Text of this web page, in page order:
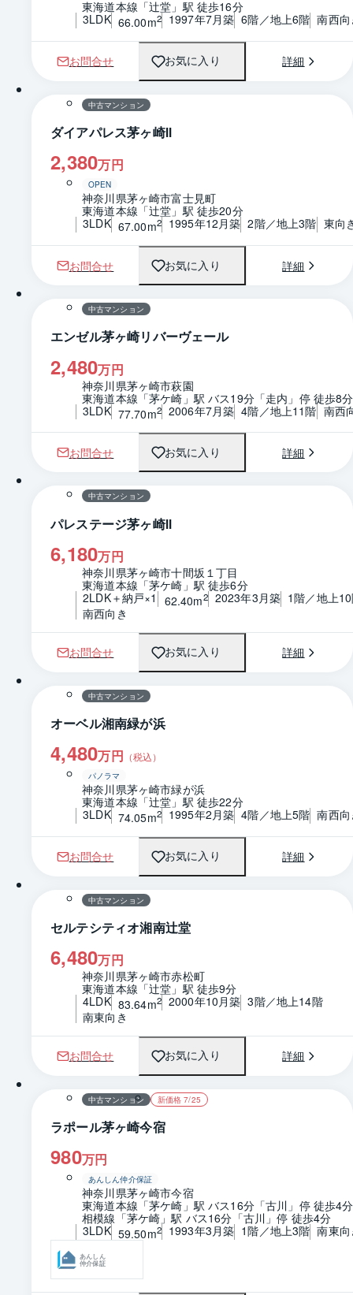
東海道本線「辻堂」駅 徒歩16分
3LDK 66.00m2 1997年7月築 6階／地上6階 南西
お問合せ お気に入り 詳細
1 / 0 間取り
中古マンション
ダイアパレス茅ヶ崎Ⅱ
2,380万円
OPEN
神奈川県茅ヶ崎市富士見町
東海道本線「辻堂」駅 徒歩20分
3LDK 67.00m2 1995年12月築 2階／地上3階 東向
お問合せ お気に入り 詳細
1 / 0 間取り
中古マンション
エンゼル茅ヶ崎リバーヴェール
2,480万円
神奈川県茅ヶ崎市萩園
東海道本線「茅ケ崎」駅 バス19分「走内」停 徒歩8分
3LDK 77.70m2 2006年7月築 4階／地上11階 南西
お問合せ お気に入り 詳細
1 / 0 間取り
中古マンション
パレステージ茅ヶ崎Ⅱ
6,180万円
神奈川県茅ヶ崎市十間坂１丁目
東海道本線「茅ケ崎」駅 徒歩6分
2LDK＋納戸×1
62.40m2 2023年3月築 1階／地上
南西向き
お問合せ お気に入り 詳細
1 / 0 間取り
中古マンション
オーベル湘南緑が浜
4,480万円 （税込）
パノラマ
神奈川県茅ヶ崎市緑が浜
東海道本線「辻堂」駅 徒歩22分
3LDK 74.05m2 1995年2月築 4階／地上5階 南西
お問合せ お気に入り 詳細
1 / 0 間取り
中古マンション
セルテシティオ湘南辻堂
6,480万円
神奈川県茅ヶ崎市赤松町
東海道本線「辻堂」駅 徒歩9分
4LDK 83.64m2 2000年10月築 3階／地上14階
南東向き
お問合せ お気に入り 詳細
1 / 0 間取り
中古マンション 新価格 7/25
ラポール茅ヶ崎今宿
980万円
あんしん仲介保証
神奈川県茅ヶ崎市今宿
東海道本線「茅ケ崎」駅 バス16分「古川」停 徒歩4分
相模線「茅ケ崎」駅 バス16分「古川」停 徒歩4分
3LDK 59.50m2 1993年3月築 1階／地上3階 南東
あんしん
仲介保証